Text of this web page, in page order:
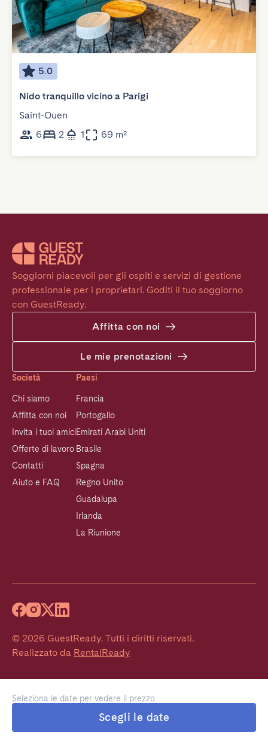
Seleziona le date per vedere il prezzo
Scegli le date
5.0
Nido tranquillo vicino a Parigi
Saint-Ouen
6
2 1 69 m²
Soggiorni piacevoli per gli ospiti e servizi di gestione
professionale per i proprietari. Goditi il tuo soggiorno
con GuestReady.
Affitta con noi
Le mie prenotazioni
Società
Chi siamo
Affitta con noi
Invita i tuoi amici
Offerte di lavoro
Contatti
Aiuto e FAQ
Paesi
Francia
Portogallo
Emirati Arabi Uniti
Brasile
Spagna
Regno Unito
Guadalupa
Irlanda
La Riunione
© 2026 GuestReady. Tutti i diritti riservati.
Realizzato da RentalReady